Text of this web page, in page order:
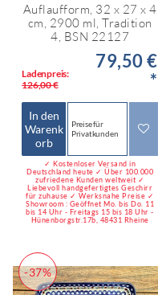
Auflaufform, 32 x 27 x 4
cm, 2900 ml, Tradition
4, BSN 22127
Ladenpreis:
126,00 €
79,50 €
*
In den
Warenk
orb
Preise für
Privatkunden
✓ Kostenloser Versand in
Deutschland heute ✓ Über 100.000
zufriedene Kunden weltweit ✓
Liebevoll handgefertigtes Geschirr
für zuhause ✓ Werksnahe Preise ✓
Showroom : Geöffnet Mo. bis Do. 11
bis 14 Uhr - Freitags 15 bis 18 Uhr -
Hünenborgstr.17b, 48431 Rheine
-37%